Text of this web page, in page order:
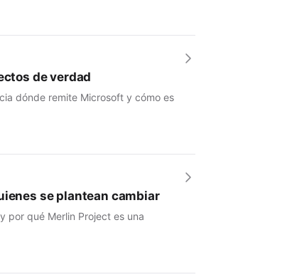
de verdad
dónde remite Microsoft y cómo es
se plantean cambiar
por qué Merlin Project es una